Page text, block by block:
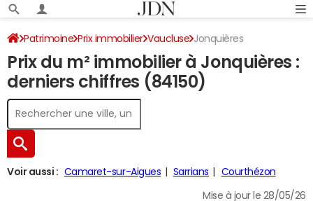
Patrimoine Prix immobilier Vaucluse Jonquières
Prix du m² immobilier à Jonquières :
derniers chiffres (84150)
Voir aussi : Camaret-sur-Aigues Sarrians Courthézon
Mise à jour le 28/05/26